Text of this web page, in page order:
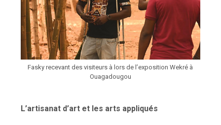
Fasky recevant des visiteurs à lors de l’exposition Wekré à
Ouagadougou
L’artisanat d’art et les arts appliqués